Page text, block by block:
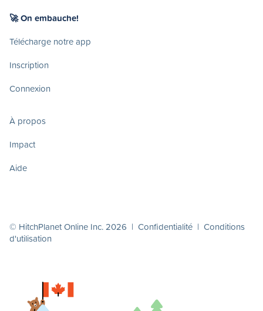
🚀 On embauche!
Télécharge notre app
Inscription
Connexion
À propos
Impact
Aide
© HitchPlanet Online Inc. 2026 | Confidentialité | Conditions
d'utilisation